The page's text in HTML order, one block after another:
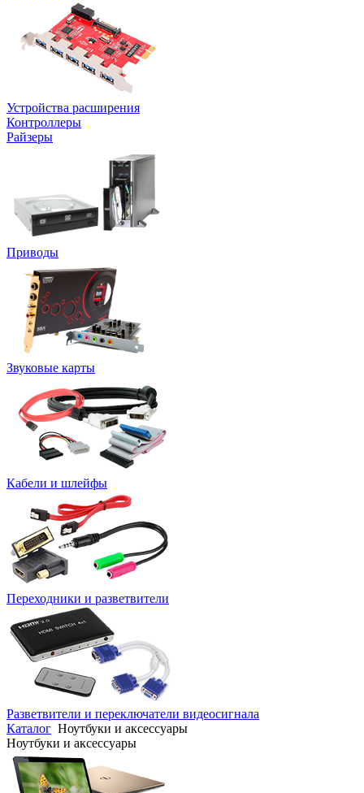
Устройства расширения
Контроллеры
Райзеры
Приводы
Звуковые карты
Кабели и шлейфы
Переходники и разветвители
Разветвители и переключатели видеосигнала
Каталог Ноутбуки и аксессуары
Ноутбуки и аксессуары